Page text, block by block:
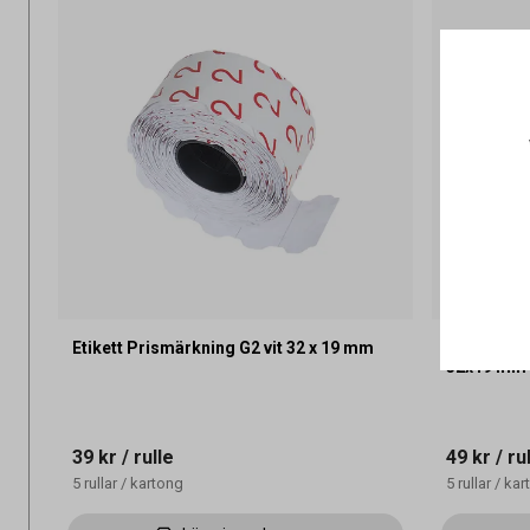
Etikett Prismärkning G2 vit 32 x 19 mm
39 kr / rulle
5 rullar / kartong
32x19 mm
49 kr /
5 rullar/